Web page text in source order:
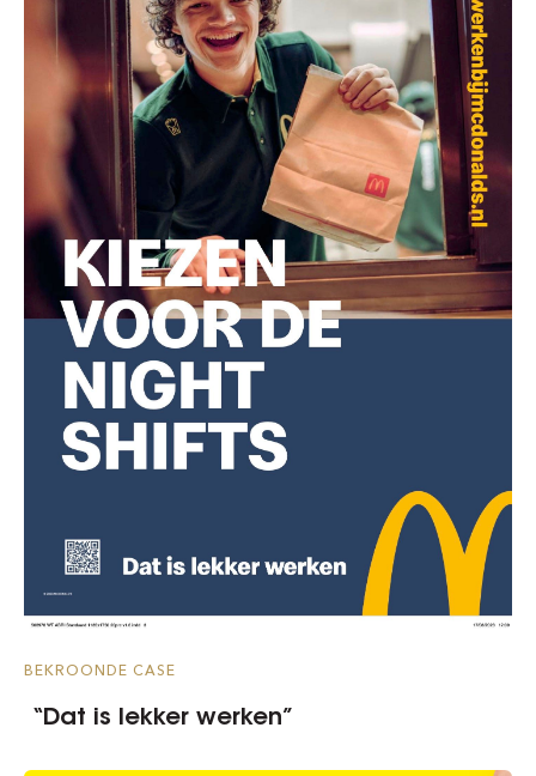
BEKROONDE CASE
“Dat is lekker werken”